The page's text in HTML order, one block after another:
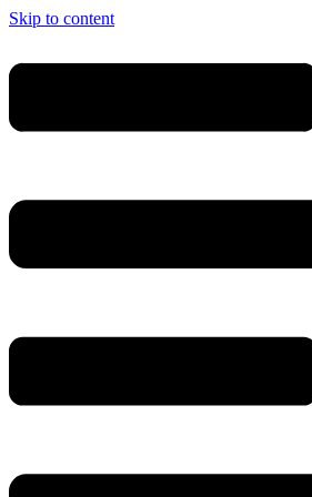
Skip to content